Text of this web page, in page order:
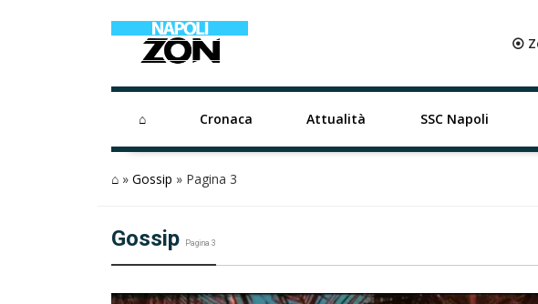
⦿
⌂ Cronaca Attualità SSC Napoli
⌂ » Gossip » Pagina 3
Gossip Pagina 3